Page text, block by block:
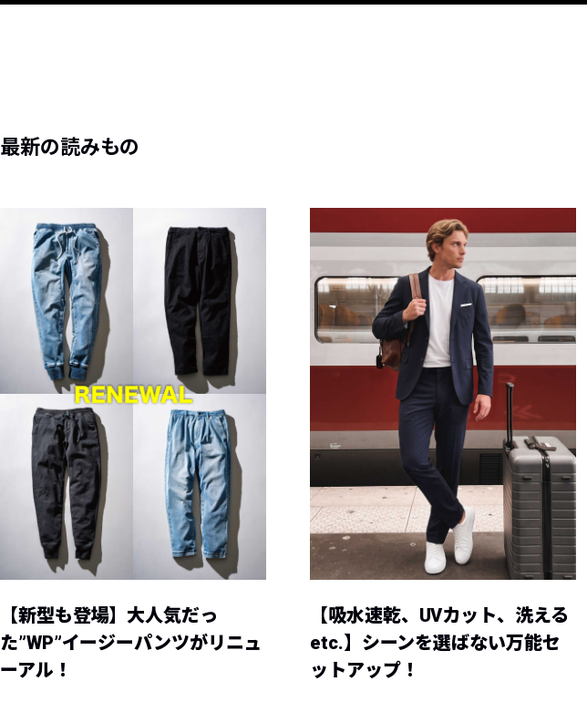
最新の読みもの
【新型も登場】大人気だっ
た”WP”イージーパンツがリニュ
ーアル！
【吸水速乾、UVカット、洗える
etc.】シーンを選ばない万能セ
ットアップ！